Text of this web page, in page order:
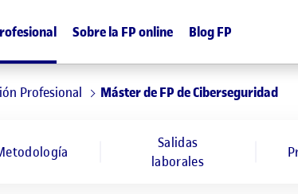
Sobre la FP online Blog FP
Profesional Máster de FP de Ciberseguridad
Salidas
laborales